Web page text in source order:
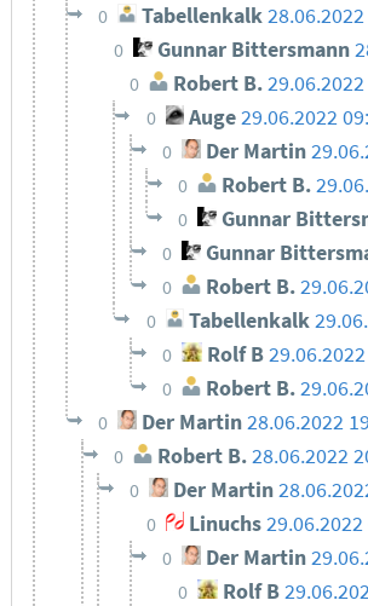
0 Tabellenkalk
0 Gunnar Bittersmann
0 Robert B.
0 Auge29.06.2022
0 Der Martin
0 Robert B.
0 Gunnar
0 Gunnar
0 Robert B.
0 Tabellenkalk
0 Rolf B
0 Robert B.
0 Der Martin28.06.2022
0 Robert B.28.06.2022
0 Der Martin
0 Linuchs
0 Der Martin
0 Rolf B